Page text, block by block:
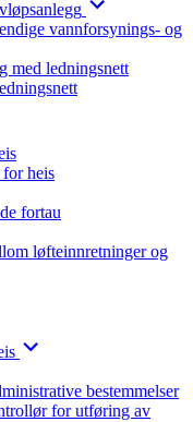
vannforsynings- og
med ledningsnett
heis
fortau
løfteinnretninger og
bestemmelser
for utføring av